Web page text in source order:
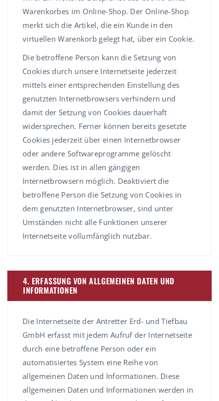
Warenkorbes im Online-Shop. Der Online-Shop
merkt sich die Artikel, die ein Kunde in den
virtuellen Warenkorb gelegt hat, über ein Cookie.
Die betroffene Person kann die Setzung von
Cookies durch unsere Internetseite jederzeit
mittels einer entsprechenden Einstellung des
genutzten Internetbrowsers verhindern und
damit der Setzung von Cookies dauerhaft
widersprechen. Ferner können bereits gesetzte
Cookies jederzeit über einen Internetbrowser
oder andere Softwareprogramme gelöscht
werden. Dies ist in allen gängigen
Internetbrowsern möglich. Deaktiviert die
betroffene Person die Setzung von Cookies in
dem genutzten Internetbrowser, sind unter
Umständen nicht alle Funktionen unserer
Internetseite vollumfänglich nutzbar.
4. ERFASSUNG VON ALLGEMEINEN DATEN UND
INFORMATIONEN
Die Internetseite der Antretter Erd- und Tiefbau
GmbH erfasst mit jedem Aufruf der Internetseite
durch eine betroffene Person oder ein
automatisiertes System eine Reihe von
allgemeinen Daten und Informationen. Diese
allgemeinen Daten und Informationen werden in